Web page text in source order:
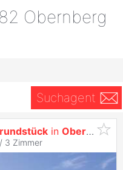
Obernberg
Suchagent
in Obernberg
3 Zimmer